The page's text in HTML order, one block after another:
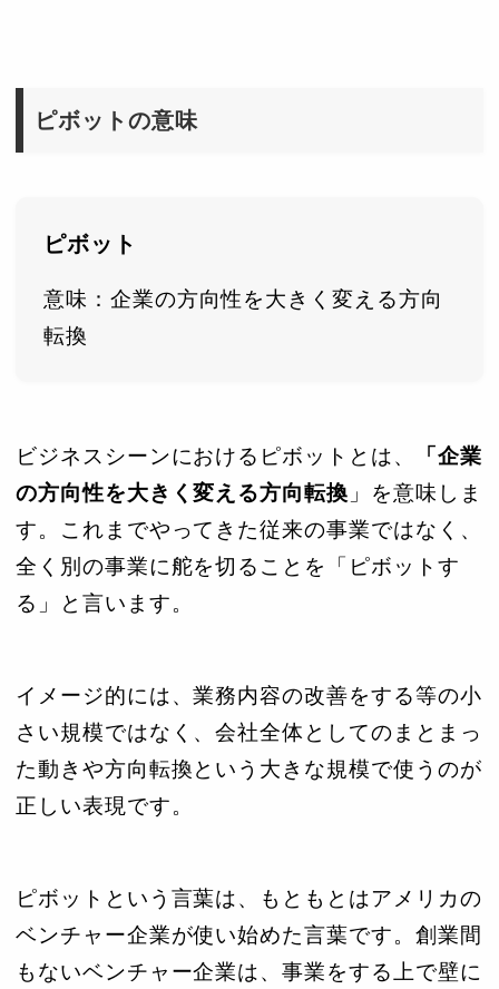
ピボットの意味
ピボット
意味：企業の方向性を大きく変える方向
転換
ビジネスシーンにおけるピボットとは、
「企業
の方向性を大きく変える方向転換 」を意味しま
す。これまでやってきた従来の事業ではなく、
全く別の事業に舵を切ることを「ピボットす
る」と言います。
イメージ的には、業務内容の改善をする等の小
さい規模ではなく、会社全体としてのまとまっ
た動きや方向転換という大きな規模で使うのが
正しい表現です。
ピボットという言葉は、もともとはアメリカの
ベンチャー企業が使い始めた言葉です。創業間
もないベンチャー企業は、事業をする上で壁に